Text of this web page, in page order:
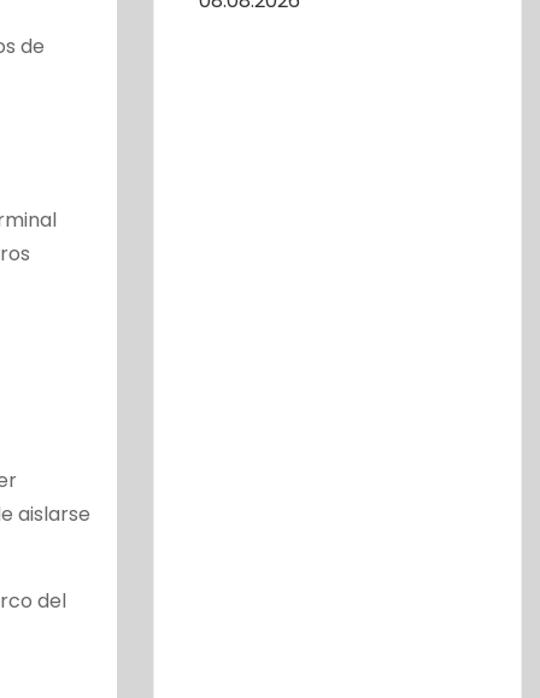
de
aislarse
del